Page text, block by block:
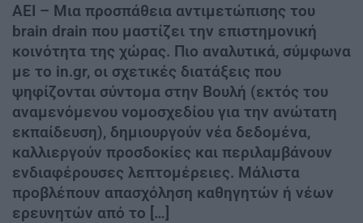
ΑΕΙ – Μια προσπάθεια αντιμετώπισης του
brain drain που μαστίζει την επιστημονική
κοινότητα της χώρας. Πιο αναλυτικά, σύμφωνα
με το in.gr, οι σχετικές διατάξεις που
ψηφίζονται σύντομα στην Βουλή (εκτός του
αναμενόμενου νομοσχεδίου για την ανώτατη
εκπαίδευση), δημιουργούν νέα δεδομένα,
καλλιεργούν προσδοκίες και περιλαμβάνουν
ενδιαφέρουσες λεπτομέρειες. Μάλιστα
προβλέπουν απασχόληση καθηγητών ή νέων
ερευνητών από το […]